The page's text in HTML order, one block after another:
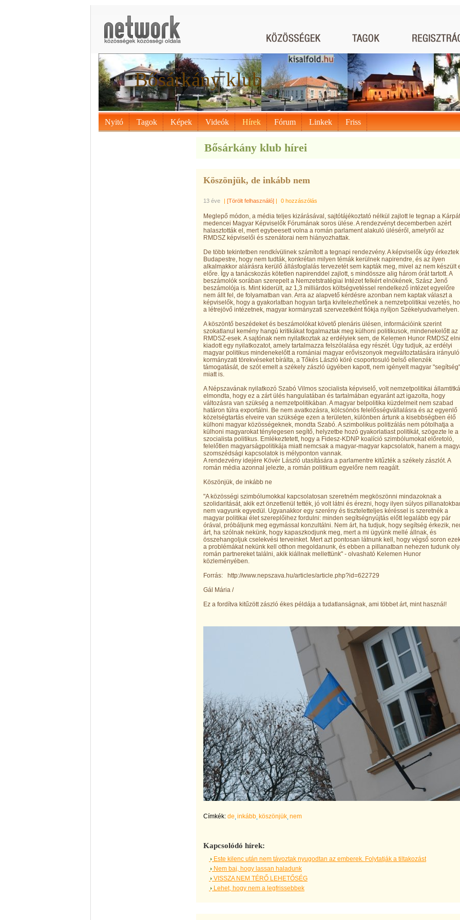
Bősárkány klub
Nyitó Tagok Képek Videók Hírek Fórum Linkek Friss
Bősárkány klub hírei
Köszönjük, de inkább nem
13 éve | [Törölt felhasználó] | 0 hozzászólás
Meglepő módon, a média teljes kizárásával, sajtótájékoztató nélkül zajlott le tegnap a
medencei Magyar Képviselők Fórumának soros ülése. A rendezvényt decemberben azért
halasztották el, mert egybeesett volna a román parlament alakuló üléséről, amelyről az
RMDSZ képviselői és szenátorai nem hiányozhattak.
De több tekintetben rendkívülinek számított a tegnapi rendezvény. A képviselők úgy érkeztek
Budapestre, hogy nem tudták, konkrétan milyen témák kerülnek napirendre, és az ilyen
alkalmakkor aláírásra kerülő állásfoglalás tervezetét sem kapták meg, mivel az nem készült
előre. Így a tanácskozás kötetlen napirenddel zajlott, s mindössze alig három órát tartott. A
beszámolók sorában szerepelt a Nemzetstratégiai Intézet felkért elnökének, Szász Jenő
beszámolója is. Mint kiderült, az 1,3 milliárdos költségvetéssel rendelkező intézet egyelőre
nem állt fel, de folyamatban van. Arra az alapvető kérdésre azonban nem kaptak választ a
képviselők, hogy a gyakorlatban hogyan tartja kivitelezhetőnek a nemzetpolitikai vezetés,
a létrejövő intézetnek, magyar kormányzati szervezetként fiókja nyíljon Székelyudvarhelyen.
A köszöntő beszédeket és beszámolókat követő plenáris ülésen, információink szerint
szokatlanul kemény hangú kritikákat fogalmaztak meg külhoni politikusok, mindenekelőtt az
RMDSZ-esek. A sajtónak nem nyilatkoztak az erdélyiek sem, de Kelemen Hunor RMDSZ
kiadott egy nyilatkozatot, amely tartalmazza felszólalása egy részét. Úgy tudjuk, az erdélyi
magyar politikus mindenekelőtt a romániai magyar erőviszonyok megváltoztatására irányuló
kormányzati törekvéseket bírálta, a Tőkés László köré csoportosuló belső ellenzék
támogatását, de szót emelt a székely zászló ügyében kapott, nem igényelt magyar "segítség"
miatt is.
A Népszavának nyilatkozó Szabó Vilmos szocialista képviselő, volt nemzetpolitikai
elmondta, hogy ez a zárt ülés hangulatában és tartalmában egyaránt azt igazolta, hogy
változásra van szükség a nemzetpolitikában. A magyar belpolitika küzdelmeit nem szabad
határon túlra exportálni. Be nem avatkozásra, kölcsönös felelősségvállalásra és az egyenlő
közelségtartás elveire van szüksége ezen a területen, különben ártunk a kisebbségben élő
külhoni magyar közösségeknek, mondta Szabó. A szimbolikus politizálás nem pótolhatja a
külhoni magyarokat ténylegesen segítő, helyzetbe hozó gyakorlatiast politikát, szögezte le a
szocialista politikus. Emlékeztetett, hogy a Fidesz-KDNP koalíció szimbólumokat előretoló,
felelőtlen magyarságpolitikája miatt nemcsak a magyar-magyar kapcsolatok, hanem a
szomszédsági kapcsolatok is mélyponton vannak.
A rendezvény idejére Kövér László utasítására a parlamentre kitűzték a székely zászlót. A
román média azonnal jelezte, a román politikum egyelőre nem reagált.
Köszönjük, de inkább ne
"A közösségi szimbólumokkal kapcsolatosan szeretném megköszönni mindazoknak a
szolidaritását, akik ezt önzetlenül tették, jó volt látni és érezni, hogy ilyen súlyos
nem vagyunk egyedül. Ugyanakkor egy szerény és tiszteletteljes kéréssel is szeretnék a
magyar politikai élet szereplőihez fordulni: minden segítségnyújtás előtt legalább egy pár
órával, próbáljunk meg egymással konzultálni. Nem árt, ha tudjuk, hogy segítség érkezik,
árt, ha szólnak nekünk, hogy kapaszkodjunk meg, mert a mi ügyünk mellé állnak, és
összehangoljuk cselekvési terveinket. Mert azt pontosan látnunk kell, hogy végső soron
a problémákat nekünk kell otthon megoldanunk, és ebben a pillanatban nehezen tudunk
román partnereket találni, akik kiállnak mellettünk" - olvasható Kelemen Hunor
közleményében.
Forrás: http://www.nepszava.hu/articles/article.php?id=622729
Gál Mária /
Ez a fordítva kitűzött zászló ékes példája a tudatlanságnak, ami többet árt, mint használ!
Címkék: de inkább köszönjük nem
Kapcsolódó hírek:
Este kilenc után nem távoztak nyugodtan az emberek. Folytatják a tiltakozást
Nem baj, hogy lassan haladunk
VISSZA NEM TÉRŐ LEHETŐSÉG
Lehet, hogy nem a legfrissebbek